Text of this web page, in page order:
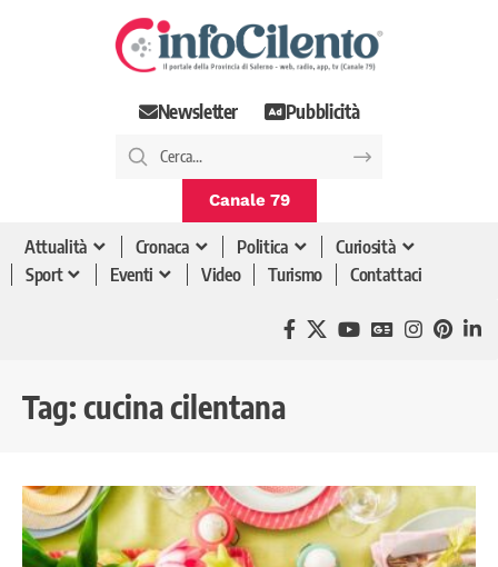
Newsletter Pubblicità
Canale 79
Attualità Cronaca Politica
Curiosità
Sport
Eventi Video Turismo Contattaci
Tag: cucina cilentana